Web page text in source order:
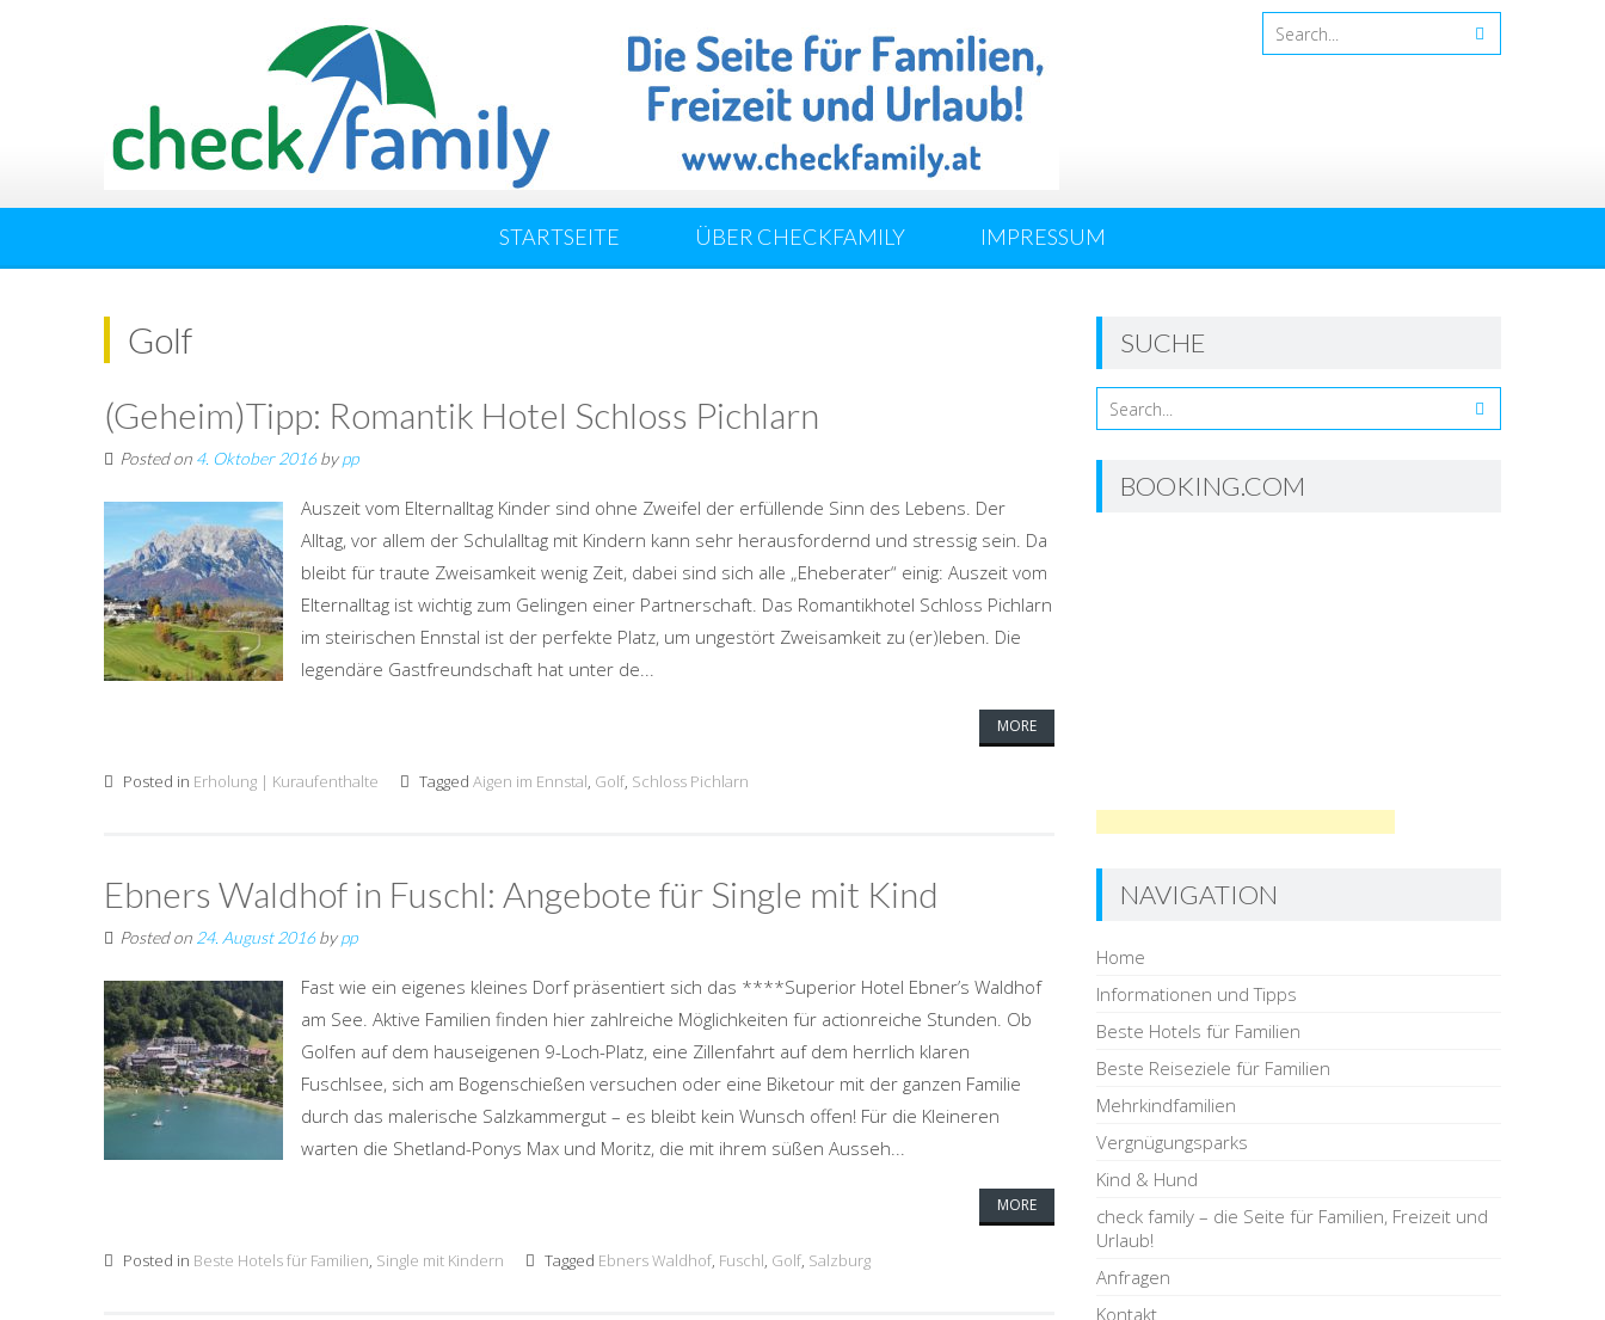
STARTSEITE ÜBER CHECKFAMILY IMPRESSUM
Golf
(Geheim)Tipp: Romantik Hotel Schloss Pichlarn
Posted on 4. Oktober 2016bypp
Auszeit vom Elternalltag Kinder sind ohne Zweifel der erfüllende Sinn des Lebens. Der
Alltag, vor allem der Schulalltag mit Kindern kann sehr herausfordernd und stressig sein. Da
bleibt für traute Zweisamkeit wenig Zeit, dabei sind sich alle „Eheberater“ einig: Auszeit vom
Elternalltag ist wichtig zum Gelingen einer Partnerschaft. Das Romantikhotel Schloss Pichlarn
im steirischen Ennstal ist der perfekte Platz, um ungestört Zweisamkeit zu (er)leben. Die
legendäre Gastfreundschaft hat unter de...
MORE
Posted in Erholung | Kuraufenthalte Tagged Aigen im Ennstal, Golf, Schloss Pichlarn
Ebners Waldhof in Fuschl: Angebote für Single mit Kind
Posted on 24. August 2016bypp
Fast wie ein eigenes kleines Dorf präsentiert sich das ****Superior Hotel Ebner’s Waldhof
am See. Aktive Familien finden hier zahlreiche Möglichkeiten für actionreiche Stunden. Ob
Golfen auf dem hauseigenen 9-Loch-Platz, eine Zillenfahrt auf dem herrlich klaren
Fuschlsee, sich am Bogenschießen versuchen oder eine Biketour mit der ganzen Familie
durch das malerische Salzkammergut – es bleibt kein Wunsch offen! Für die Kleineren
warten die Shetland-Ponys Max und Moritz, die mit ihrem süßen Ausseh...
MORE
Posted in Beste Hotels für Familien, Single mit Kindern Tagged Ebners Waldhof, Fuschl, Golf, Salzburg
SUCHE
BOOKING.COM
NAVIGATION
Home
Informationen und Tipps
Beste Hotels für Familien
Beste Reiseziele für Familien
Mehrkindfamilien
Vergnügungsparks
Kind & Hund
check family – die Seite für Familien, Freizeit und
Urlaub!
Anfragen
Kontakt